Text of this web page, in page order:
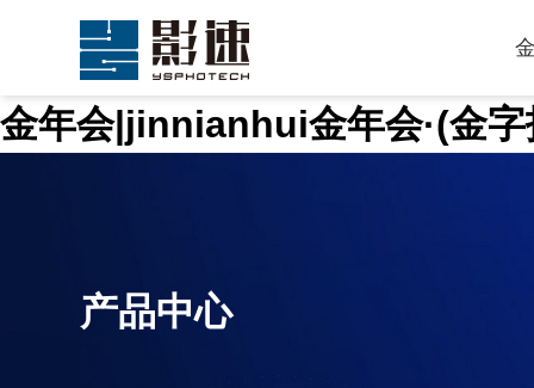
金年会|jinnianhui金年会·(金
产品中心